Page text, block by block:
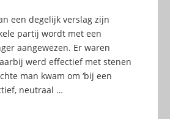
een degelijk verslag zijn
partij wordt met een
aangewezen. Er waren
werd effectief met stenen
man kwam om ‘bij een
neutraal …